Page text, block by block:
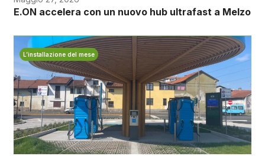
E.ON accelera con un nuovo hub ultrafast a Melzo
L’installazione del mese